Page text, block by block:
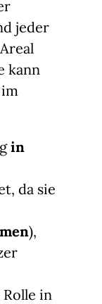
jeder
kann
in
da sie
),
in